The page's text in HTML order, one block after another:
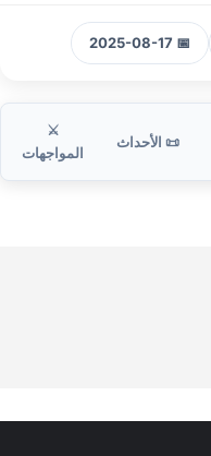
📅 2025-08-17
📜 الأحداث
⚔️
المواجهات